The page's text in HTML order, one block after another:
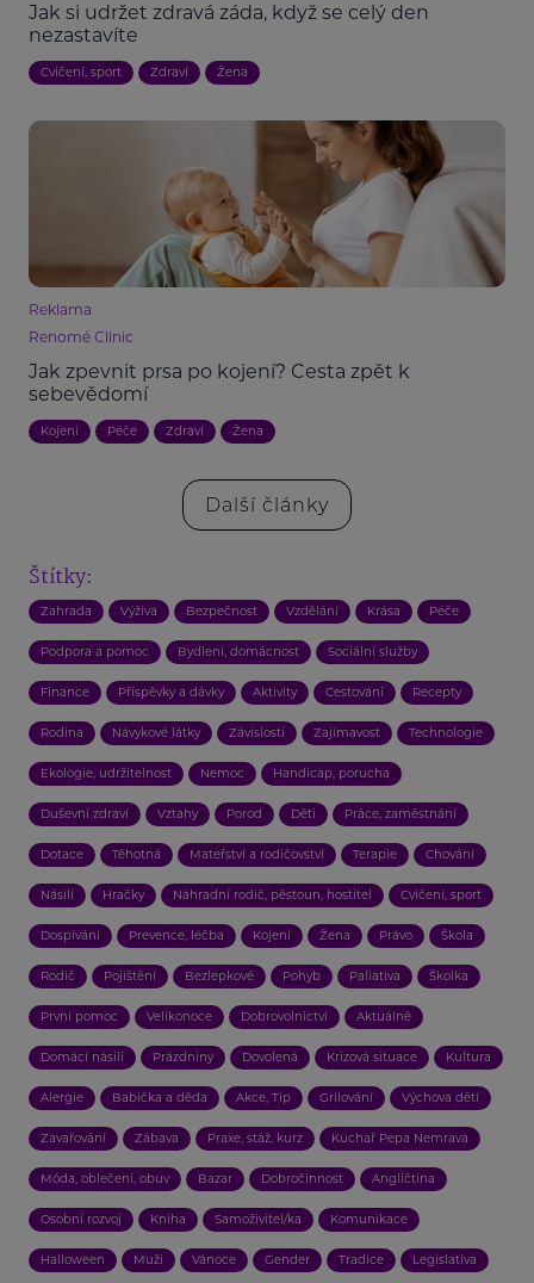
Jak si udržet zdravá záda, když se celý den
nezastavíte
Cvičení, sport Zdraví Žena
Reklama
Renomé Clinic
Jak zpevnit prsa po kojení? Cesta zpět k
sebevědomí
Kojení Péče Zdraví Žena
Další články
Štítky:
Zahrada Výživa Bezpečnost Vzdělání Krása Péče
Podpora a pomoc Bydlení, domácnost Sociální služby
Finance Příspěvky a dávky Aktivity Cestování Recepty
Rodina Návykové látky Závislosti Zajímavost Technologie
Ekologie, udržitelnost Nemoc Handicap, porucha
Duševní zdraví Vztahy Porod Děti Práce, zaměstnání
Dotace Těhotná Mateřství a rodičovství Terapie Chování
Násilí Hračky Náhradní rodič, pěstoun, hostitel Cvičení, sport
Dospívání Prevence, léčba Kojení Žena Právo Škola
Rodič Pojištění Bezlepkové Pohyb Paliativa Školka
První pomoc Velikonoce Dobrovolnictví Aktuálně
Domácí násilí Prázdniny Dovolená Krizová situace Kultura
Alergie Babička a děda Akce, Tip Grilování Výchova dětí
Zavařování Zábava Praxe, stáž, kurz Kuchař Pepa Nemrava
Móda, oblečení, obuv Bazar Dobročinnost Angličtina
Osobní rozvoj Kniha Samoživitel/ka Komunikace
Halloween Muži Vánoce Gender Tradice Legislativa